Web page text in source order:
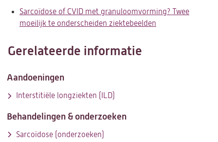
tab)
Sarcoïdose of CVID met granuloomvorming? Twee
moeilijk te onderscheiden ziektebeelden
Gerelateerde informatie
Aandoeningen
Interstitiële longziekten (ILD)
Behandelingen & onderzoeken
Sarcoïdose (onderzoeken)